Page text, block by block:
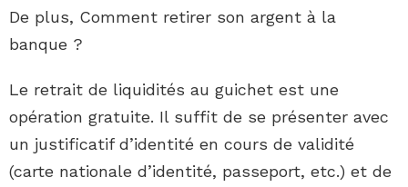
De plus, Comment retirer son argent à la
banque ?
Le retrait de liquidités au guichet est une
opération gratuite. Il suffit de se présenter avec
un justificatif d’identité en cours de validité
(carte nationale d’identité, passeport, etc.) et de